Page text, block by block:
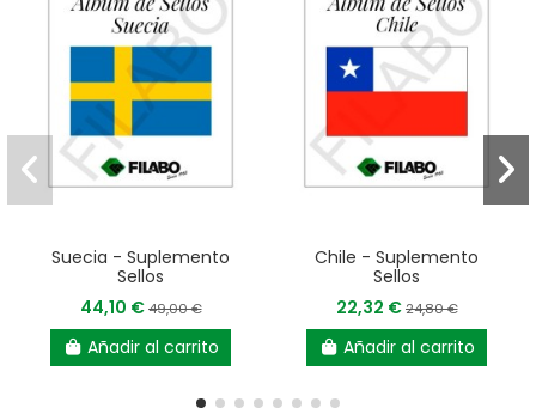
Suecia - Suplemento
Sellos
44,10 €49,00 €
Añadir al carrito
Chile - Suplemento
Sellos
22,32 €24,80 €
Añadir al carrito